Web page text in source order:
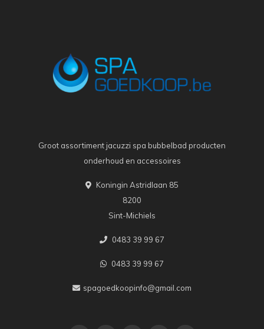
Groot assortiment jacuzzi spa bubbelbad producten
onderhoud en accessoires
Koningin Astridlaan 85
8200
Sint-Michiels
0483 39 99 67
0483 39 99 67
spagoedkoopinfo@gmail.com